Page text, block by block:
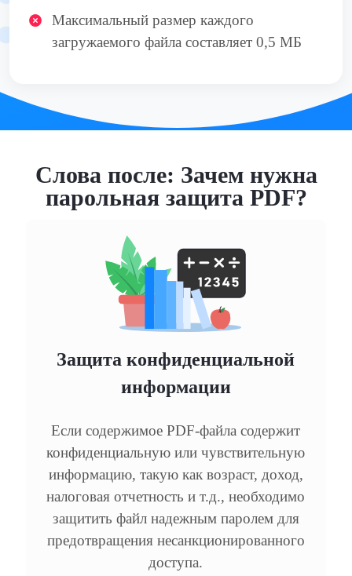
Максимальный размер каждого
загружаемого файла составляет 0,5 МБ
Слова после: Зачем нужна
парольная защита PDF?
Защита конфиденциальной
информации
Если содержимое PDF-файла содержит
конфиденциальную или чувствительную
информацию, такую как возраст, доход,
налоговая отчетность и т.д., необходимо
защитить файл надежным паролем для
предотвращения несанкционированного
доступа.